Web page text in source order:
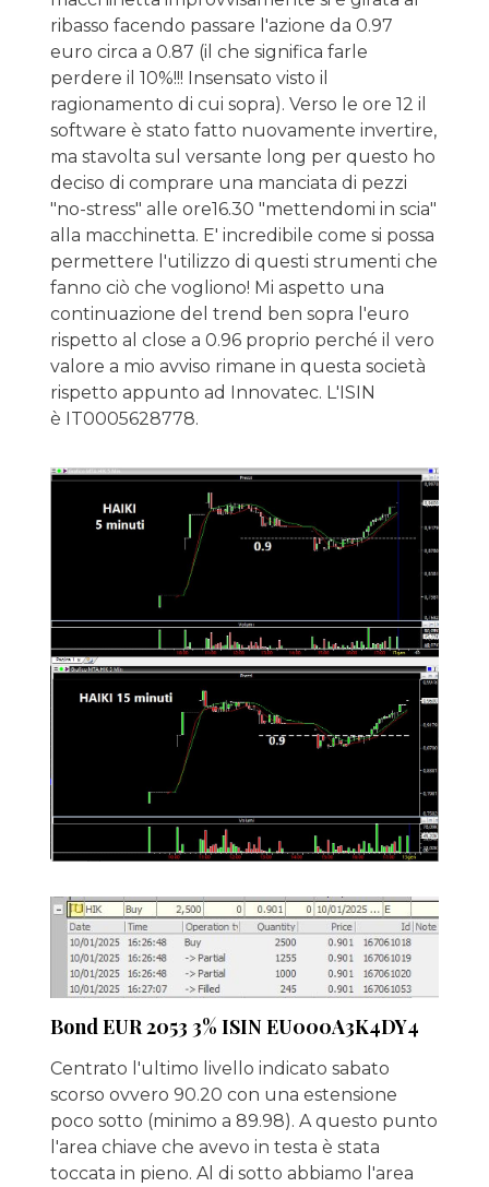
ribasso facendo passare l'azione da 0.97
euro circa a 0.87 (il che significa farle
perdere il 10%!!! Insensato visto il
ragionamento di cui sopra). Verso le ore 12 il
software è stato fatto nuovamente invertire,
ma stavolta sul versante long per questo ho
deciso di comprare una manciata di pezzi
"no-stress" alle ore16.30 "mettendomi in scia"
alla macchinetta. E' incredibile come si possa
permettere l'utilizzo di questi strumenti che
fanno ciò che vogliono! Mi aspetto una
continuazione del trend ben sopra l'euro
rispetto al close a 0.96 proprio perché il vero
valore a mio avviso rimane in questa società
rispetto appunto ad Innovatec. L'ISIN
è IT0005628778.
Bond EUR 2053 3% ISIN EU000A3K4DY4
Centrato l'ultimo livello indicato sabato
scorso ovvero 90.20 con una estensione
poco sotto (minimo a 89.98). A questo punto
l'area chiave che avevo in testa è stata
toccata in pieno. Al di sotto abbiamo l'area